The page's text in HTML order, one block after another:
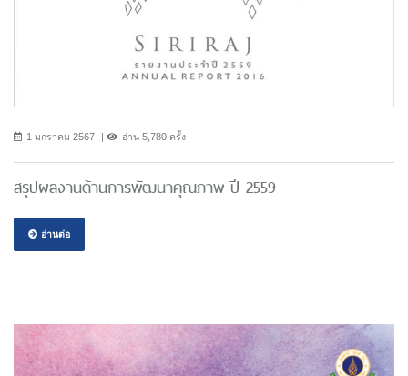
1 มกราคม 2567 อ่าน 5,780 ครั้ง
สรุปผลงานด้านการพัฒนาคุณภาพ ปี 2559
อ่านต่อ